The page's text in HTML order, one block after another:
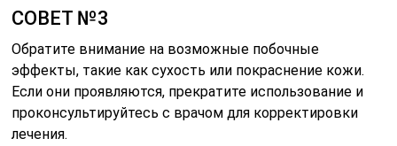
СОВЕТ №3
Обратите внимание на возможные побочные
эффекты, такие как сухость или покраснение кожи.
Если они проявляются, прекратите использование и
проконсультируйтесь с врачом для корректировки
лечения.